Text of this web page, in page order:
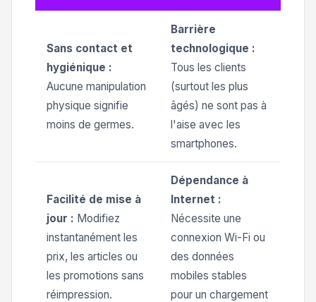
Sans contact et
hygiénique :
Aucune manipulation
physique signifie
moins de germes.
Barrière
technologique :
Tous les clients
(surtout les plus
âgés) ne sont pas à
l'aise avec les
smartphones.
Facilité de mise à
jour : Modifiez
instantanément les
prix, les articles ou
les promotions sans
réimpression.
Dépendance à
Internet :
Nécessite une
connexion Wi-Fi ou
des données
mobiles stables
pour un chargement